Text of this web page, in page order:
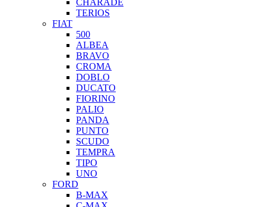
CHARADE
TERIOS
FIAT
500
ALBEA
BRAVO
CROMA
DOBLO
DUCATO
FIORINO
PALIO
PANDA
PUNTO
SCUDO
TEMPRA
TIPO
UNO
FORD
B-MAX